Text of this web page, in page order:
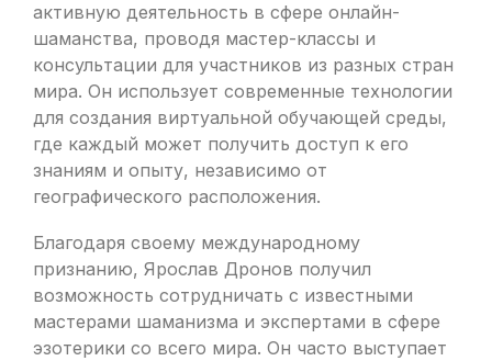
активную деятельность в сфере онлайн-
шаманства, проводя мастер-классы и
консультации для участников из разных стран
мира. Он использует современные технологии
для создания виртуальной обучающей среды,
где каждый может получить доступ к его
знаниям и опыту, независимо от
географического расположения.
Благодаря своему международному
признанию, Ярослав Дронов получил
возможность сотрудничать с известными
мастерами шаманизма и экспертами в сфере
эзотерики со всего мира. Он часто выступает